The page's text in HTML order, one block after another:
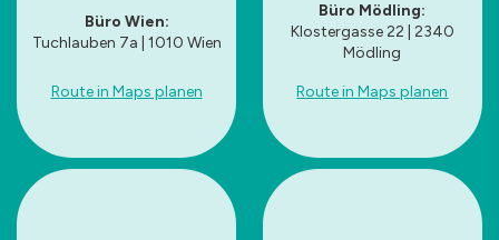
Büro Wien:
Tuchlauben 7a | 1010 Wien
Route in Maps planen
Büro Mödling:
Klostergasse 22 | 2340
Mödling
Route in Maps planen